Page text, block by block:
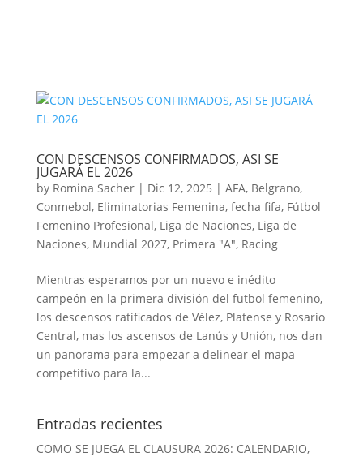
CON DESCENSOS CONFIRMADOS, ASI SE
JUGARÁ EL 2026
by Romina Sacher| Dic 12, 2025 | AFA, Belgrano,
Conmebol, Eliminatorias Femenina, fecha fifa, Fútbol
Femenino Profesional, Liga de Naciones, Liga de
Naciones, Mundial 2027, Primera "A", Racing
Mientras esperamos por un nuevo e inédito
campeón en la primera división del futbol femenino,
los descensos ratificados de Vélez, Platense y Rosario
Central, mas los ascensos de Lanús y Unión, nos dan
un panorama para empezar a delinear el mapa
competitivo para la...
Entradas recientes
COMO SE JUEGA EL CLAUSURA 2026: CALENDARIO,